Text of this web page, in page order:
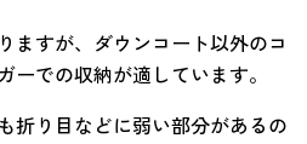
ますが、ダウンコート以外のコ
ーでの収納が適しています。
折り目などに弱い部分があるの